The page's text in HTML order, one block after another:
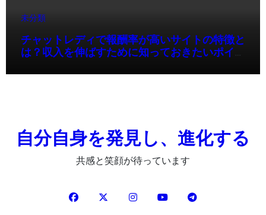
未分類
チャットレディで報酬率が高いサイトの特徴と
は？収入を伸ばすために知っておきたいポイン
自分自身を発見し、進化する
共感と笑顔が待っています